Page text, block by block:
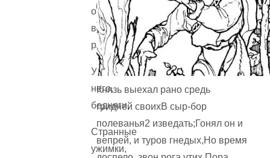
он
в
руке.
У
него,
бедняги,
Странные
ужимки,
Князь выехал рано средь
гридней своихВ сыр-бор
полеванья2 изведать;Гонял он и
вепрей, и туров гнедых,Но время